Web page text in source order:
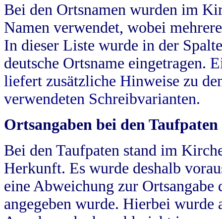
Bei den Ortsnamen wurden im
Namen verwendet, wobei
In dieser Liste wurde in der
deutsche Ortsname eingetragen.
liefert zusätzliche Hinweise zu
verwendeten Schreibvarianten.
Ortsangaben bei den Taufpaten
Bei den Taufpaten stand im
Herkunft. Es wurde deshalb
eine Abweichung zur
angegeben wurde. Hierbei wurde